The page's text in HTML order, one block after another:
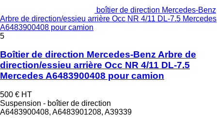
boîtier de direction Mercedes-Benz
Arbre de direction/essieu arrière Occ NR 4/11 DL-7.5 Mercedes
A6483900408 pour camion
5
Boîtier de direction Mercedes-Benz Arbre de
direction/essieu arrière Occ NR 4/11 DL-7.5
Mercedes A6483900408 pour camion
500 € HT
Suspension - boîtier de direction
A6483900408, A6483901208, A39339